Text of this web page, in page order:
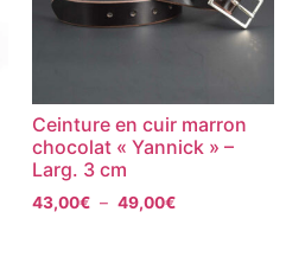
Ceinture en cuir marron
chocolat « Yannick » –
Larg. 3 cm
43,00€ – 49,00€